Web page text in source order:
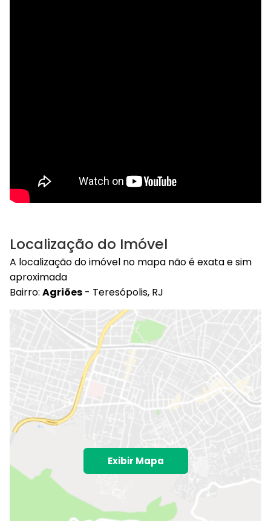
Localização do Imóvel
A localização do imóvel no mapa não é exata e sim
aproximada
Bairro: Agriões - Teresópolis, RJ
Exibir Mapa